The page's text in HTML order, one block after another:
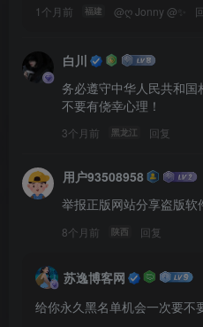
1个月前 福建 @ღ Jonny @✨
白川
务必遵守中华人民共和国
不要有侥幸心理！
3个月前 黑龙江 回复
用户93508958
举报正版网站分享盗版软
8个月前 陕西 回复
苏逸博客网
给你永久黑名单机会一次要不